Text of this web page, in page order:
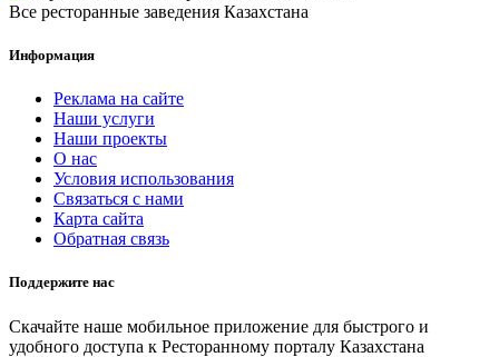
Все ресторанные заведения Казахстана
Информация
Реклама на сайте
Наши услуги
Наши проекты
О нас
Условия использования
Связаться с нами
Карта сайта
Обратная связь
Поддержите нас
Скачайте наше мобильное приложение для быстрого и
удобного доступа к Ресторанному порталу Казахстана